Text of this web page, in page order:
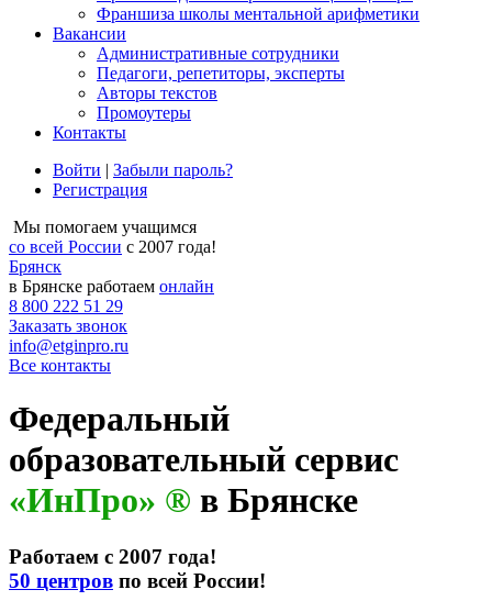
Франшиза школы ментальной арифметики
Вакансии
Административные сотрудники
Педагоги, репетиторы, эксперты
Авторы текстов
Промоутеры
Контакты
Войти | Забыли пароль?
Регистрация
Мы помогаем учащимся
со всей России с 2007 года!
Брянск
в Брянске работаем онлайн
8 800 222 51 29
Заказать звонок
info@etginpro.ru
Все контакты
Федеральный
образовательный сервис
«ИнПро» ® в Брянске
Работаем с 2007 года!
50 центров по всей России!